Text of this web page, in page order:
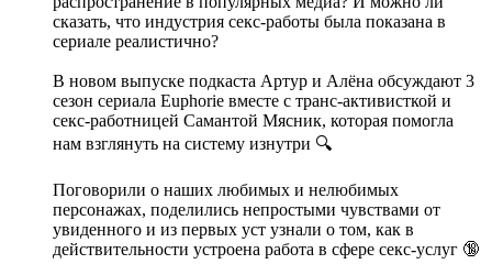
сказать, что индустрия секс-работы была показана в
сериале реалистично?
В новом выпуске подкаста Артур и Алёна обсуждают 3
сезон сериала Euphorie вместе с транс-активисткой и
секс-работницей Самантой Мясник, которая помогла
нам взглянуть на систему изнутри 🔍
Поговорили о наших любимых и нелюбимых
персонажах, поделились непростыми чувствами от
увиденного и из первых уст узнали о том, как в
действительности устроена работа в сфере секс-услуг 🔞